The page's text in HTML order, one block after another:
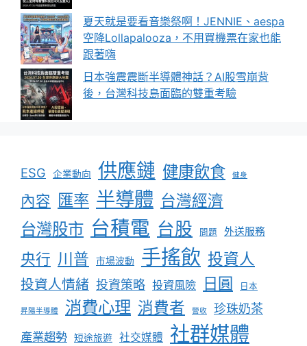
夏天就是要看音樂祭啊！JENNIE、aespa
空降Lollapalooza，不用買機票在家也能
跟著嗨
日本強震震斷半導體神話？AI股雪崩背
後，台灣科技島面臨的雙重考驗
ESG 企業動向 供應鏈 健康飲食 健身
內容 匯率 半導體 台灣經濟
台灣股市 台積電 台股 問題 外送服務
央行 川普 市場波動 手搖飲 投資人
投資人情緒 投資策略 投資風險 日圓 日本
昇陽半導體 消費心理 消費者 營收
珍珠奶茶
產業趨勢
短途旅遊 社交媒體 社群媒體